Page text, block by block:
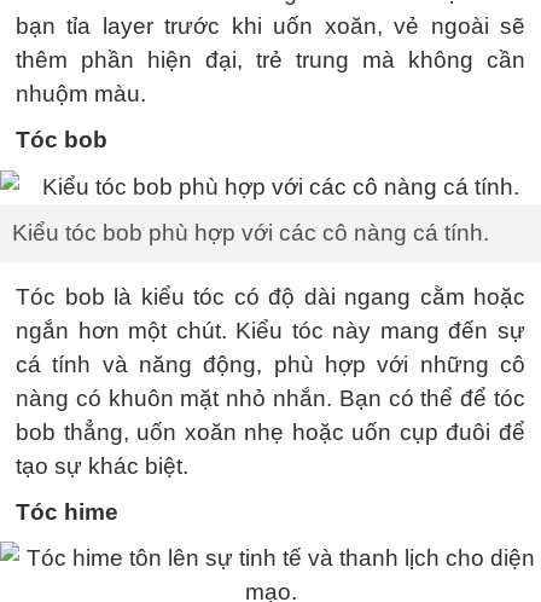
bạn tỉa layer trước khi uốn xoăn, vẻ ngoài sẽ
thêm phần hiện đại, trẻ trung mà không cần
nhuộm màu.
Tóc bob
Kiểu tóc bob phù hợp với các cô nàng cá tính.
Tóc bob là kiểu tóc có độ dài ngang cằm hoặc
ngắn hơn một chút. Kiểu tóc này mang đến sự
cá tính và năng động, phù hợp với những cô
nàng có khuôn mặt nhỏ nhắn. Bạn có thể để tóc
bob thẳng, uốn xoăn nhẹ hoặc uốn cụp đuôi để
tạo sự khác biệt.
Tóc hime